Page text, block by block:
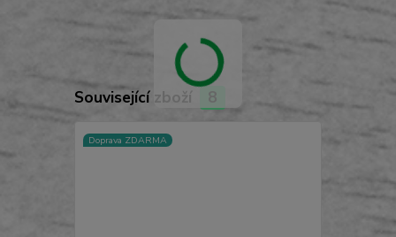
Související zboží 8
Doprava ZDARMA
TOP produkt